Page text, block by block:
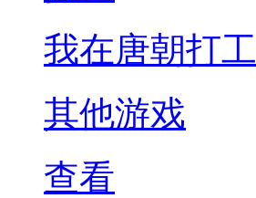
我在唐朝打工
其他游戏
查看